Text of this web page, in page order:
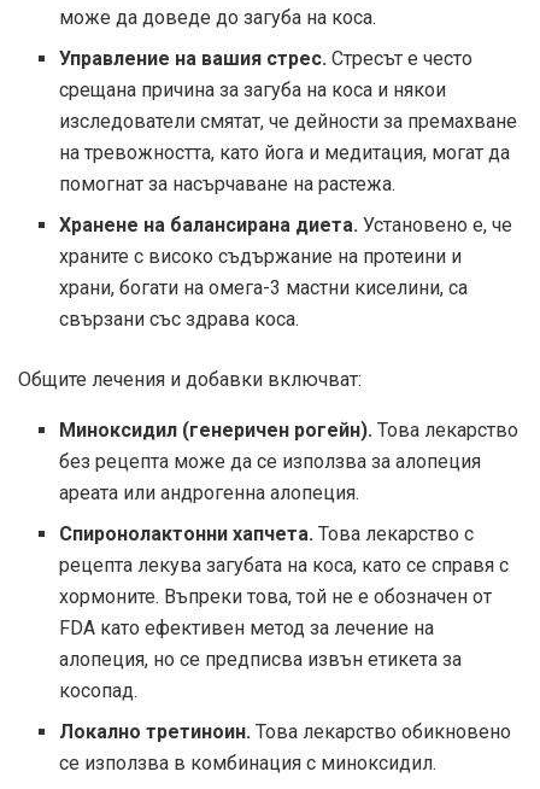
може да доведе до загуба на коса.
Управление на вашия стрес. Стресът е често
срещана причина за загуба на коса и някои
изследователи смятат, че дейности за премахване
на тревожността, като йога и медитация, могат да
помогнат за насърчаване на растежа.
Хранене на балансирана диета. Установено е, че
храните с високо съдържание на протеини и
храни, богати на омега-3 мастни киселини, са
свързани със здрава коса.
Общите лечения и добавки включват:
Миноксидил (генеричен рогейн). Това лекарство
без рецепта може да се използва за алопеция
ареата или андрогенна алопеция.
Спиронолактонни хапчета. Това лекарство с
рецепта лекува загубата на коса, като се справя с
хормоните. Въпреки това, той не е обозначен от
FDA като ефективен метод за лечение на
алопеция, но се предписва извън етикета за
косопад.
Локално третиноин. Това лекарство обикновено
се използва в комбинация с миноксидил.